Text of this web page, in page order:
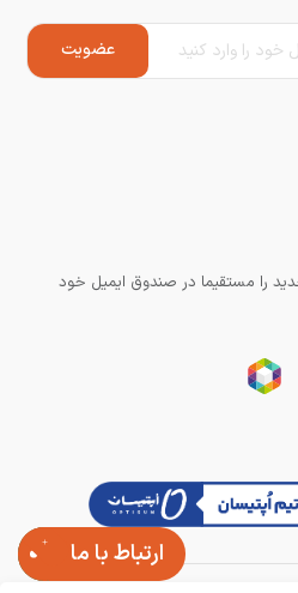
ارتباط با ما
را مستقیما در صندوق ایمیل خود